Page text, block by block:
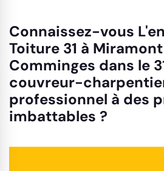
Connaissez-vous
Toiture 31 à
Comminges dans le
couvreur-
professionnel à des
imbattables ?